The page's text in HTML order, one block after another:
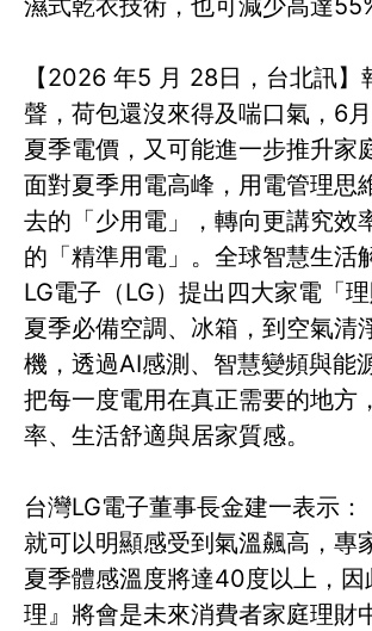
濕式乾衣技術，也可減少高達
【2026 年5 月 28日，台北訊】
聲，荷包還沒來得及喘口氣，6
夏季電價，又可能進一步推升家
面對夏季用電高峰，用電管理思
去的「少用電」，轉向更講究效
的「精準用電」。全球智慧生活
LG電子（LG）提出四大家電「
夏季必備空調、冰箱，到空氣清
機，透過AI感測、智慧變頻與能
把每一度電用在真正需要的地方
率、生活舒適與居家質感。
台灣LG電子董事長金建一表示：
就可以明顯感受到氣溫飆高，專
夏季體感溫度將達40度以上，因
理』將會是未來消費者家庭理財